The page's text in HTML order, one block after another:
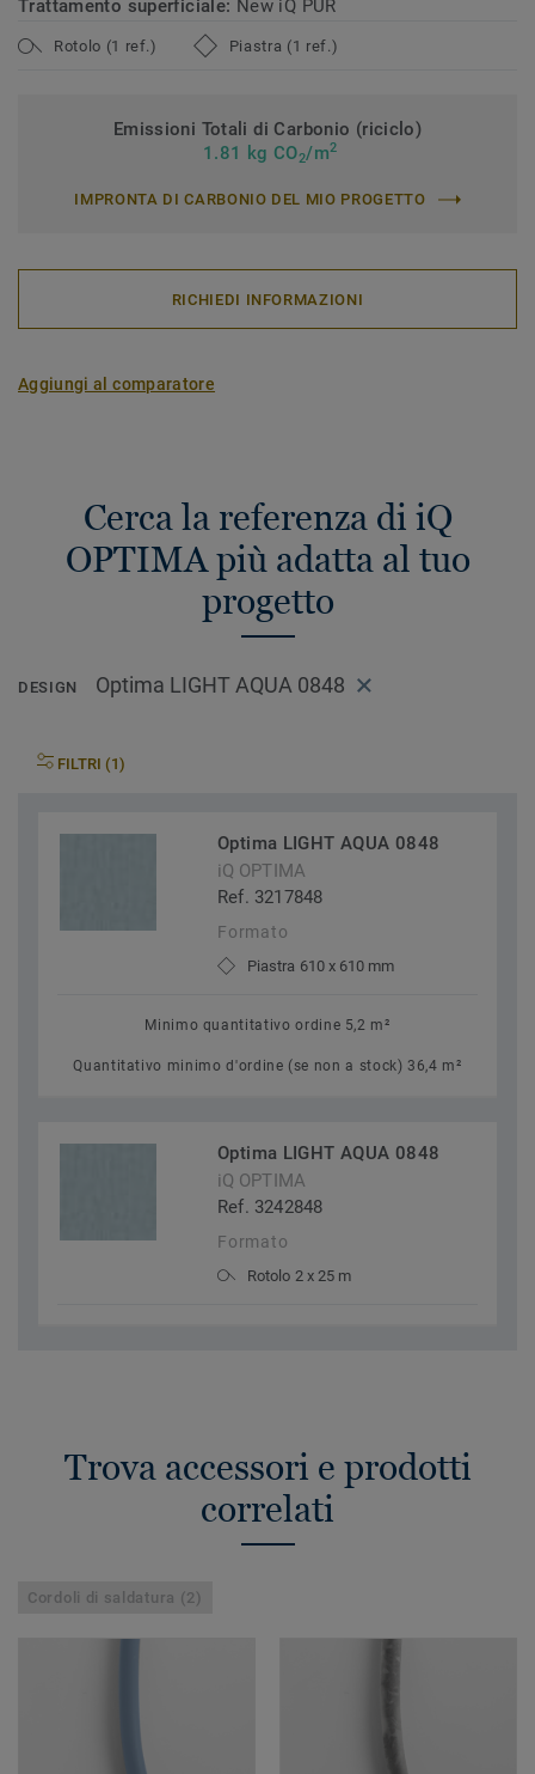
Trattamento superficiale: New iQ PUR
Rotolo (1 ref.) Piastra (1 ref.)
Emissioni Totali di Carbonio (riciclo)
1.81 kg CO2/m2
IMPRONTA DI CARBONIO DEL MIO PROGETTO
RICHIEDI INFORMAZIONI
Aggiungi al comparatore
Cerca la referenza di iQ
OPTIMA più adatta al tuo
progetto
DESIGN Optima LIGHT AQUA 0848
FILTRI (1)
Optima LIGHT AQUA 0848
iQ OPTIMA
Ref. 3217848
Formato
Piastra 610 x 610 mm
Minimo quantitativo ordine 5,2 m²
Quantitativo minimo d'ordine (se non a stock) 36,4 m²
Optima LIGHT AQUA 0848
iQ OPTIMA
Ref. 3242848
Formato
Rotolo 2 x 25 m
Trova accessori e prodotti
correlati
Cordoli di saldatura (2)